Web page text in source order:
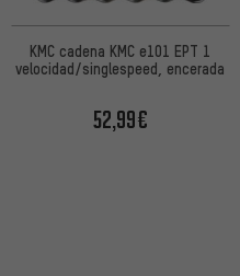
KMC cadena KMC e101 EPT 1
velocidad/singlespeed, encerada
52,99€